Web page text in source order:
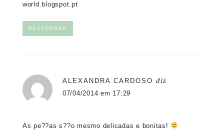
world.blogspot.pt
RESPONDER
ALEXANDRA CARDOSO diz
07/04/2014 em 17:29
As pe??as s??o mesmo delicadas e bonitas!